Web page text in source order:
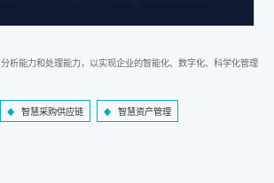
析能力和处理能力，以实现企业的智能化、数字化、科学化管理
智慧采购供应链 智慧资产管理